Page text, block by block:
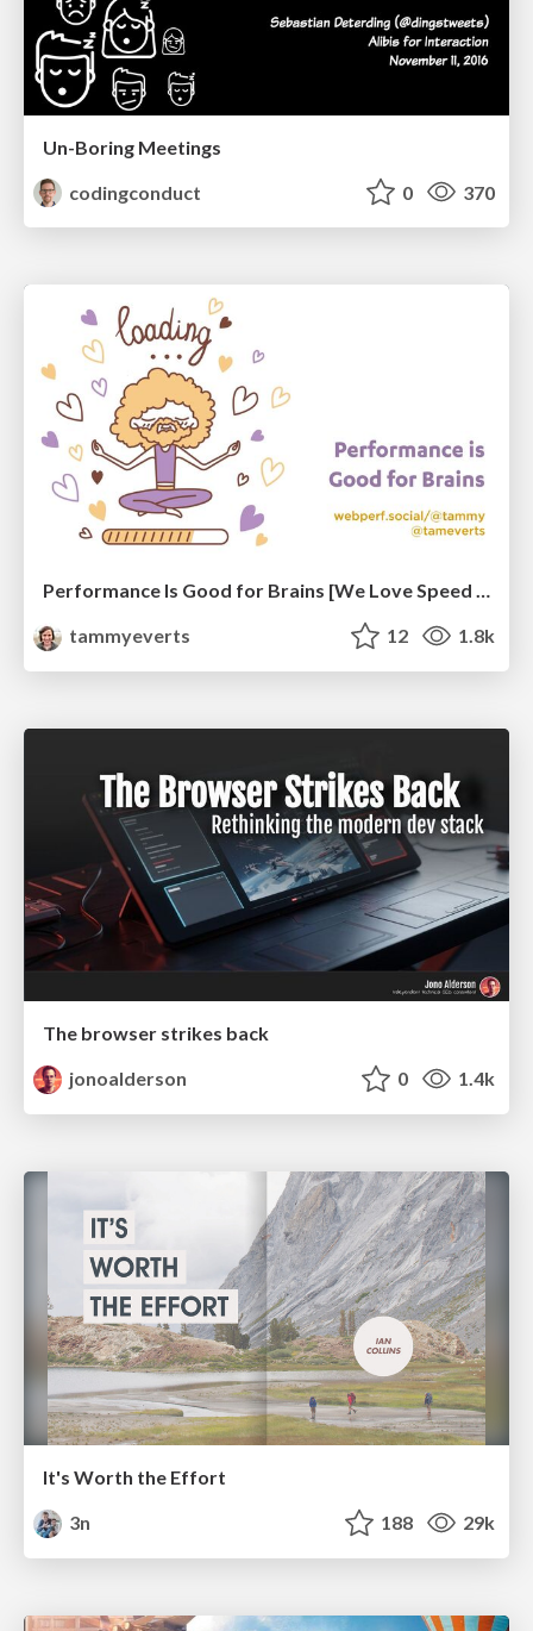
Un-Boring Meetings
codingconduct
0 370
Performance Is Good for Brains [We Love Speed 2024]
tammyeverts
12 1.8k
The browser strikes back
jonoalderson
0 1.4k
It's Worth the Effort
3n
188 29k